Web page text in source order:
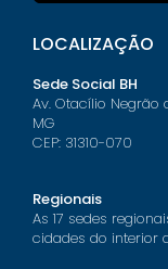
LOCALIZAÇÃO
Sede Social BH
Av. Otacílio Negrão
MG
CEP: 31310-070
Regionais
As 17 sedes
cidades do interior